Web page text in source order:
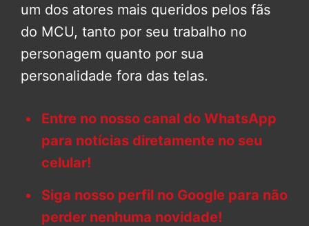
um dos atores mais queridos pelos fãs
do MCU, tanto por seu trabalho no
personagem quanto por sua
personalidade fora das telas.
Entre no nosso canal do WhatsApp
para notícias diretamente no seu
celular!
Siga nosso perfil no Google para não
perder nenhuma novidade!